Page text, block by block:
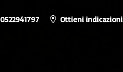
0522941797 Ottieni indicazioni